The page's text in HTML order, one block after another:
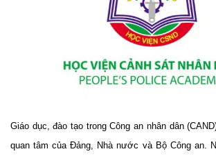
Giáo dục, đào tạo trong Công an nhân dân
quan tâm của Đảng, Nhà nước và Bộ Công an.